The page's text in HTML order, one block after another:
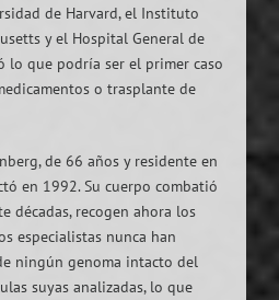
de Harvard, el Instituto
y el Hospital General de
lo que podría ser el primer caso
o trasplante de
de 66 años y residente en
en 1992. Su cuerpo combatió
décadas, recogen ahora los
especialistas nunca han
ningún genoma intacto del
suyas analizadas, lo que